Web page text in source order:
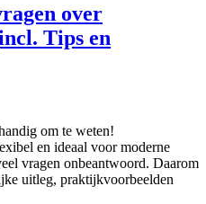
over
Tips en
om te weten!
en ideaal voor moderne
vragen onbeantwoord. Daarom
uitleg, praktijkvoorbeelden